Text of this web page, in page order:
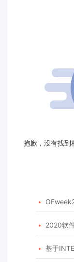
抱歉，没有找到

 2020软
 基于